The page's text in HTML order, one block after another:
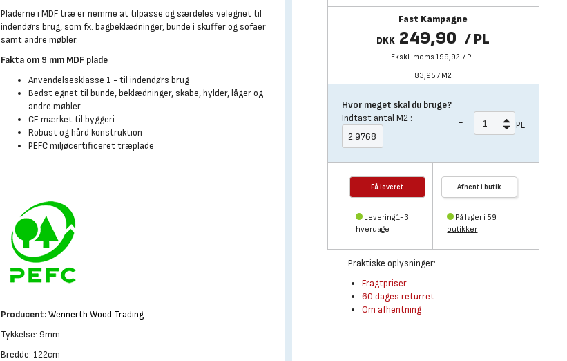
Fast Kampagne
DKK 249,90 /PL
Ekskl. moms 199,92 / PL
83,95 / M2
Hvor meget skal du bruge?
Indtast antal M2 : = PL
Få leveret
Levering 1-3
hverdage
Afhent i butik
På lager i 59
butikker
Praktiske oplysninger:
Fragtpriser
60 dages returret
Om afhentning
Pladerne i MDF træ er nemme at tilpasse og særdeles velegnet til
indendørs brug, som fx. bagbeklædninger, bunde i skuffer og sofaer
samt andre møbler.
Fakta om 9 mm MDF plade
Anvendelsesklasse 1 - til indendørs brug
Bedst egnet til bunde, beklædninger, skabe, hylder, låger og
andre møbler
CE mærket til byggeri
Robust og hård konstruktion
PEFC miljøcertificeret træplade
Producent:Wennerth Wood Trading
Tykkelse: 9mm
Bredde: 122cm